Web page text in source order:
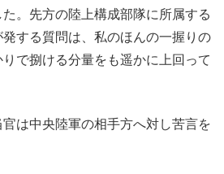
。先方の陸上構成部隊に所属する
する質問は、私のほんの一握りの
で捌ける分量をも遥かに上回って
は中央陸軍の相手方へ対し苦言を